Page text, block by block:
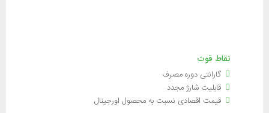
نقاط قوت
گارانتی دوره مصرف
قابلیت شارژ مجدد
قیمت اقصادی نسبت به محصول اورجینال